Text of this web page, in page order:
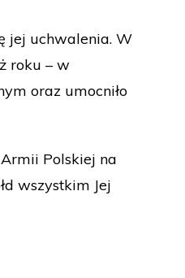
jej uchwalenia. W
roku – w
oraz umocniło
Polskiej na
wszystkim Jej